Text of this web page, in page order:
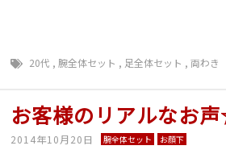
20代 ,腕全体セット , 足全体セット ,両わき
お客様のリアルなお
2014年10月20日 腕全体セット お顔下